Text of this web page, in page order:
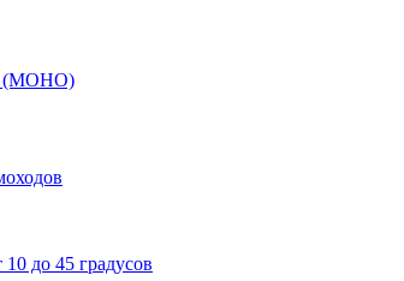
(МОНО)
до 45 градусов